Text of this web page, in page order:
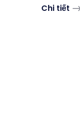
Chi tiết